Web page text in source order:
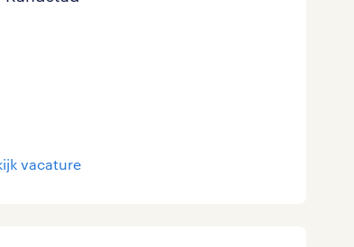
vacature